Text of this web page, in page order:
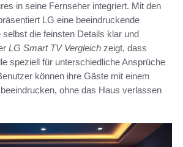
in seine Fernseher integriert. Mit den
LG eine beeindruckende
selbst die feinsten Details klar und
LG Smart TV Vergleich zeigt, dass
speziell für unterschiedliche Ansprüche
können ihre Gäste mit einem
ohne das Haus verlassen